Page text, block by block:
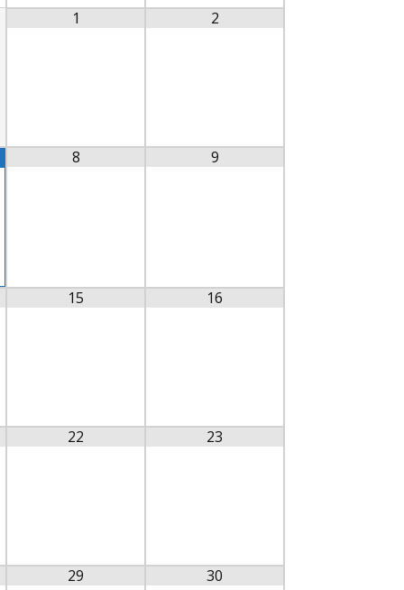
1
2
8 9
15 16
22 23
29 30